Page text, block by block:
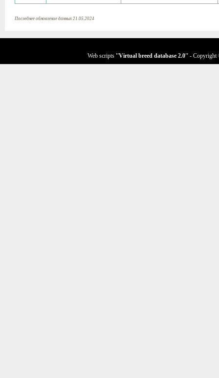
Последнее обновление данных 21.05.2024
Web scripts ''Virtual breed database 2.0'' - Copyright